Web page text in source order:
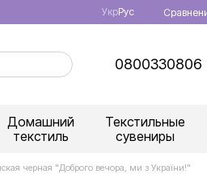
УкрРус
0800330806
Домашний
текстиль
Текстильные
сувениры
черная "Доброго вечора, ми з України!"